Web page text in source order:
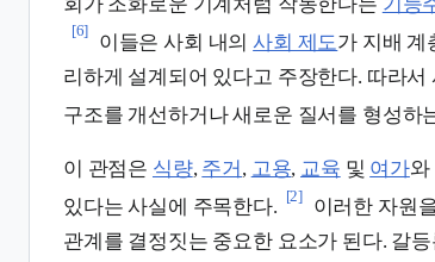
[6]
이들은 사회 내의사회 제도가 지배 계
리하게 설계되어 있다고 주장한다. 따라
구조를 개선하거나 새로운 질서를 형성하
이 관점은 식량, 주거 , 고용, 교육 및 여가와
있다는 사실에 주목한다.
[2]
이러한 자원
관계를 결정짓는 중요한 요소가 된다. 갈